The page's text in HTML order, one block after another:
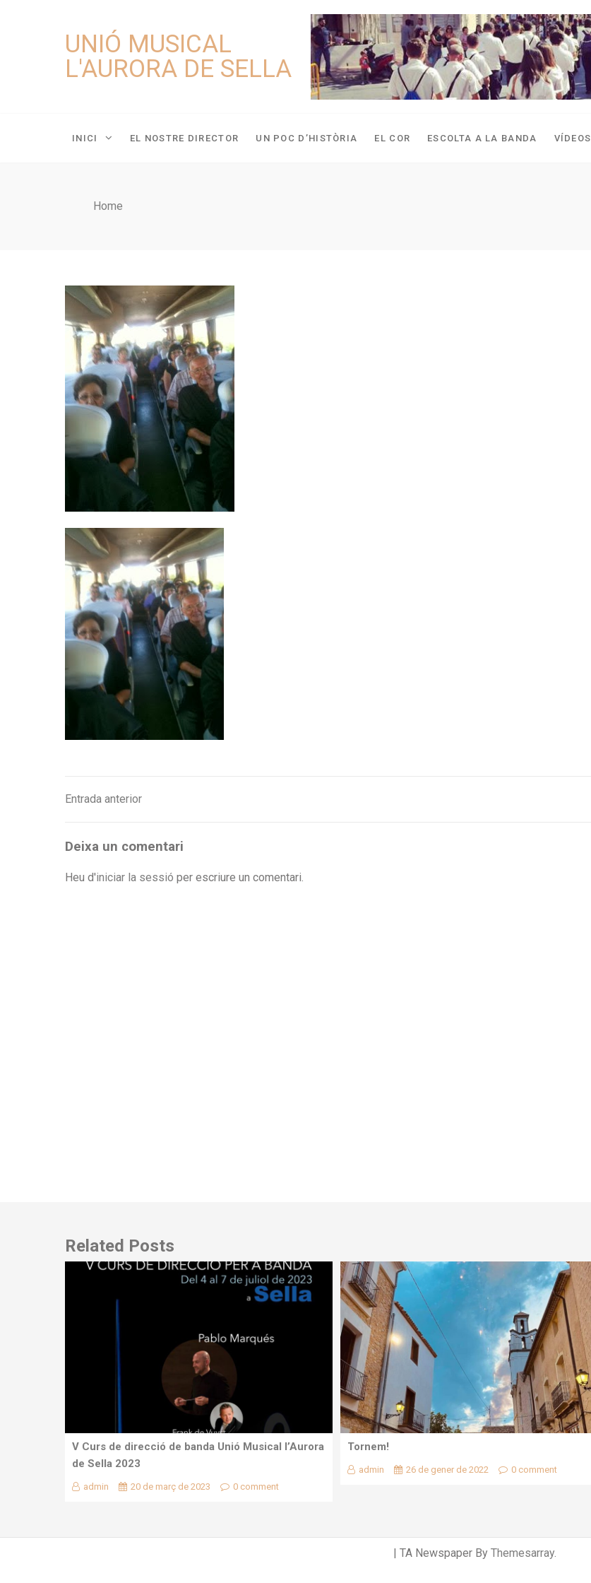
UNIÓ MUSICAL
L'AURORA DE SELLA
INICI EL NOSTRE DIRECTOR UN POC D’HISTÒRIA EL COR ESCOLTA A LA BANDA VÍDEOS
Home
Navegació
Entrada anterior
Deixa un comentari
Heu d'iniciar la sessió per escriure un comentari.
Related Posts
V Curs de direcció de banda Unió Musical l’Aurora
de Sella 2023
admin 20 de març de 2023 0 comment
Tornem!
admin 26 de gener de 2022 0 comment
| TA Newspaper By Themesarray.